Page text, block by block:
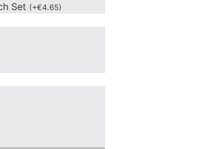
Set (+€4.65)